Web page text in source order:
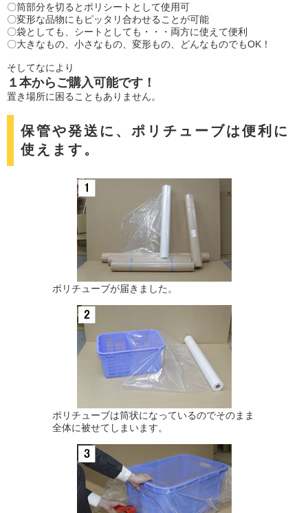
〇筒部分を切るとポリシートとして使用可
〇変形な品物にもピッタリ合わせることが可能
〇袋としても、シートとしても・・・両方に使えて便利
〇大きなもの、小さなもの、変形もの、どんなものでもOK！
そしてなにより
１本からご購入可能です！
置き場所に困ることもありません。
保管や発送に、ポリチューブは便利に
使えます。
ポリチューブが届きました。
ポリチューブは筒状になっているのでそのまま
全体に被せてしまいます。